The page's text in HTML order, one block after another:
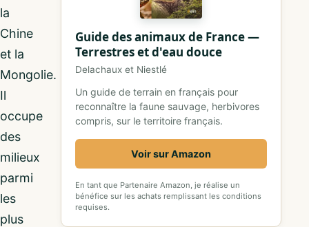
la
Chine
et la
Mongolie.
Il
occupe
des
milieux
parmi
les
plus
Guide des animaux de France —
Terrestres et d'eau douce
Delachaux et Niestlé
Un guide de terrain en français pour
reconnaître la faune sauvage, herbivores
compris, sur le territoire français.
Voir sur Amazon
En tant que Partenaire Amazon, je réalise un
bénéfice sur les achats remplissant les conditions
requises.